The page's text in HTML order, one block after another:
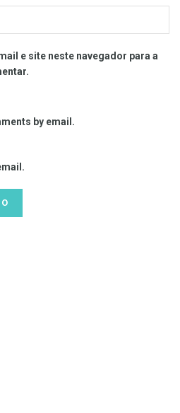
e site neste navegador para a
by email.